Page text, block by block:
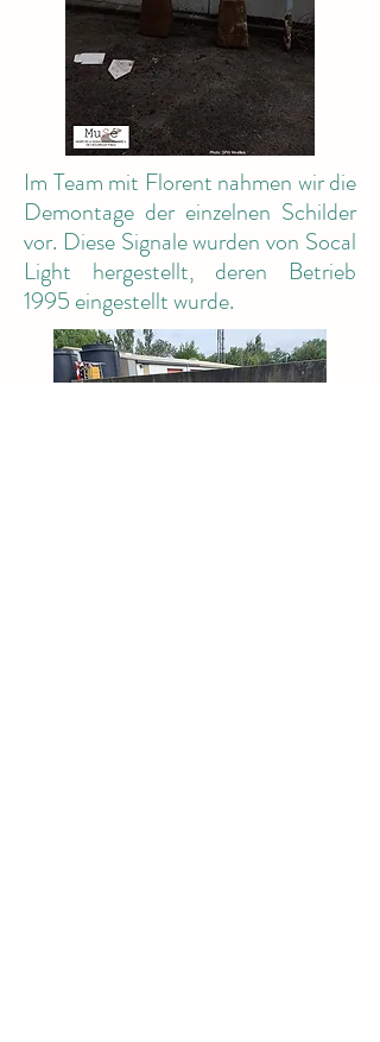
Im Team mit Florent nahmen wir die
Demontage der einzelnen Schilder
vor. Diese Signale wurden von Socal
Light hergestellt, deren Betrieb
1995 eingestellt wurde.